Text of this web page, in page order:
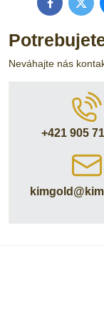
Facebook
Neváhajte nás
+421 905